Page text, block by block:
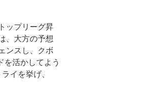
ップリーグ昇
、大方の予想
ンスし、クボ
を活かしてよう
イを挙げ、